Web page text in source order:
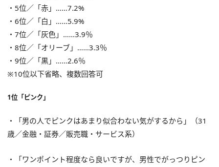
・5位／「赤」……7.2%
・6位／「白」……5.9%
・7位／「灰色」……3.9％
・8位／「オリーブ」……3.3％
・9位／「黒」……2.6％
※10位以下省略、複数回答可
1位「ピンク」
・「男の人でピンクはあまり似合わない気がするから」（31
歳／金融・証券／販売職・サービス系）
・「ワンポイント程度なら良いですが、男性でがっつりピン